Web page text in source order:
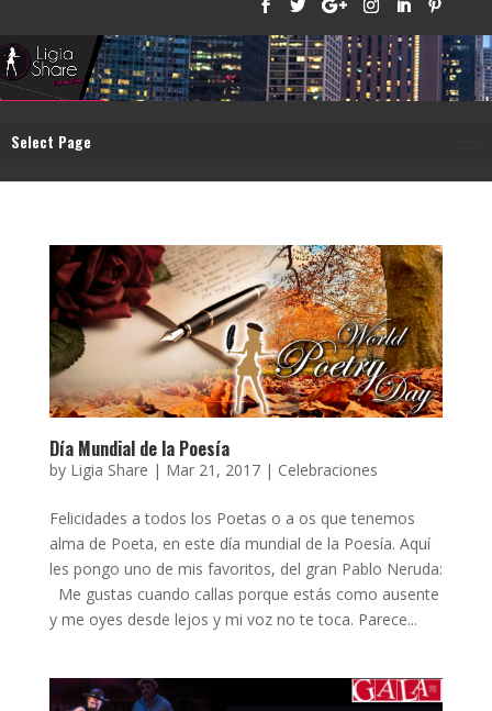
Select Page
Día Mundial de la Poesía
by Ligia Share | Mar 21, 2017| Celebraciones
Felicidades a todos los Poetas o a os que tenemos
alma de Poeta, en este día mundial de la Poesía. Aquí
les pongo uno de mis favoritos, del gran Pablo Neruda:
Me gustas cuando callas porque estás como ausente
y me oyes desde lejos y mi voz no te toca. Parece...